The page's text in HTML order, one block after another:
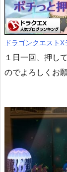
ドラゴンクエスト
１日一回、押し
のでよろしくお